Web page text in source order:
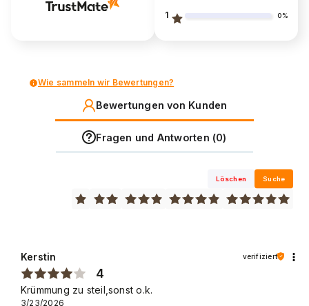
1 0%
Wie sammeln wir Bewertungen?
Bewertungen von Kunden
Fragen und Antworten (0)
Löschen Suche
Kerstin verifiziert
4
Krümmung zu steil,sonst o.k.
3/23/2026